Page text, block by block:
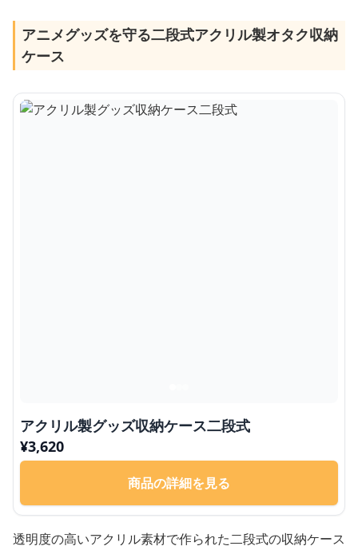
アニメグッズを守る二段式アクリル製オタク収納
ケース
アクリル製グッズ収納ケース二段式
¥3,620
商品の詳細を見る
透明度の高いアクリル素材で作られた二段式の収納ケース